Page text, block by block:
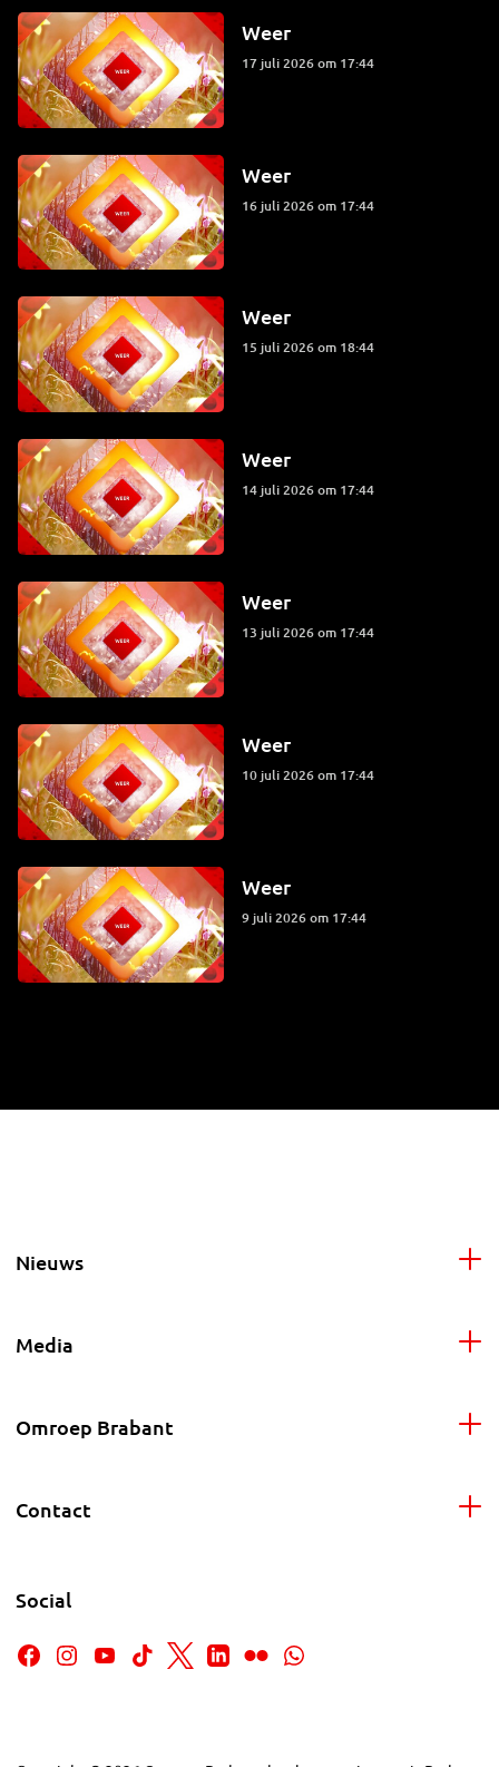
Weer
17 juli 2026 om 17:44
Weer
16 juli 2026 om 17:44
Weer
15 juli 2026 om 18:44
Weer
14 juli 2026 om 17:44
Weer
13 juli 2026 om 17:44
Weer
10 juli 2026 om 17:44
Weer
9 juli 2026 om 17:44
Nieuws
Media
Omroep Brabant
Contact
Social